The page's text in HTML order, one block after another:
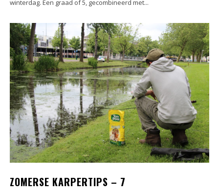
winterdag. Een graad of 5, gecombineerd met...
ZOMERSE KARPERTIPS – 7